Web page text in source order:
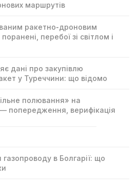
маршрутів
ракетно‑дроновим
перебої зі світлом і
дані про закупівлю
у Туреччини: що відомо
полювання» на
попередження, верифікація
в Болгарії: що